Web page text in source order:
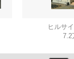
ヒルサ
7.2